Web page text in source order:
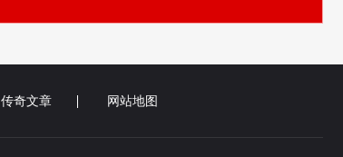
传奇文章 网站地图